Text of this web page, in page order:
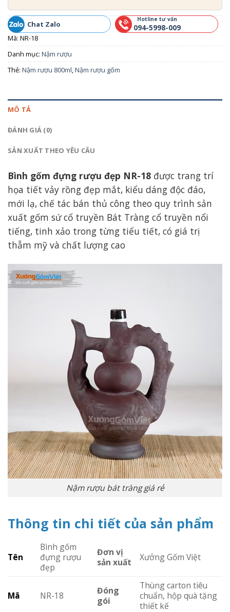
Chat Zalo
Hotline tư vấn
094-5998-009
Mã: NR-18
Danh mục: Nậm rượu
Thẻ: Nậm rượu 800ml,Nậm rượu gốm
MÔ TẢ
ĐÁNH GIÁ (0)
SẢN XUẤT THEO YÊU CÂU
Bình gốm đựng rượu đẹp NR-18 được trang trí
họa tiết vảy rồng đẹp mắt, kiểu dáng độc đáo,
mới lạ, chế tác bán thủ công theo quy trình sản
xuất gốm sứ cổ truyền Bát Tràng cổ truyền nổi
tiếng, tinh xảo trong từng tiểu tiết, có giá trị
thẫm mỹ và chất lượng cao
Nậm rượu bát tràng giá rẻ
Thông tin chi tiết của sản phẩm
Tên
Bình gốm
đựng rượu
đẹp
Đơn vị
sản xuất
Xưởng Gốm Việt
Mã NR-18
Đóng
gói
Thùng carton tiêu
chuẩn, hộp quà tặng
thiết kế